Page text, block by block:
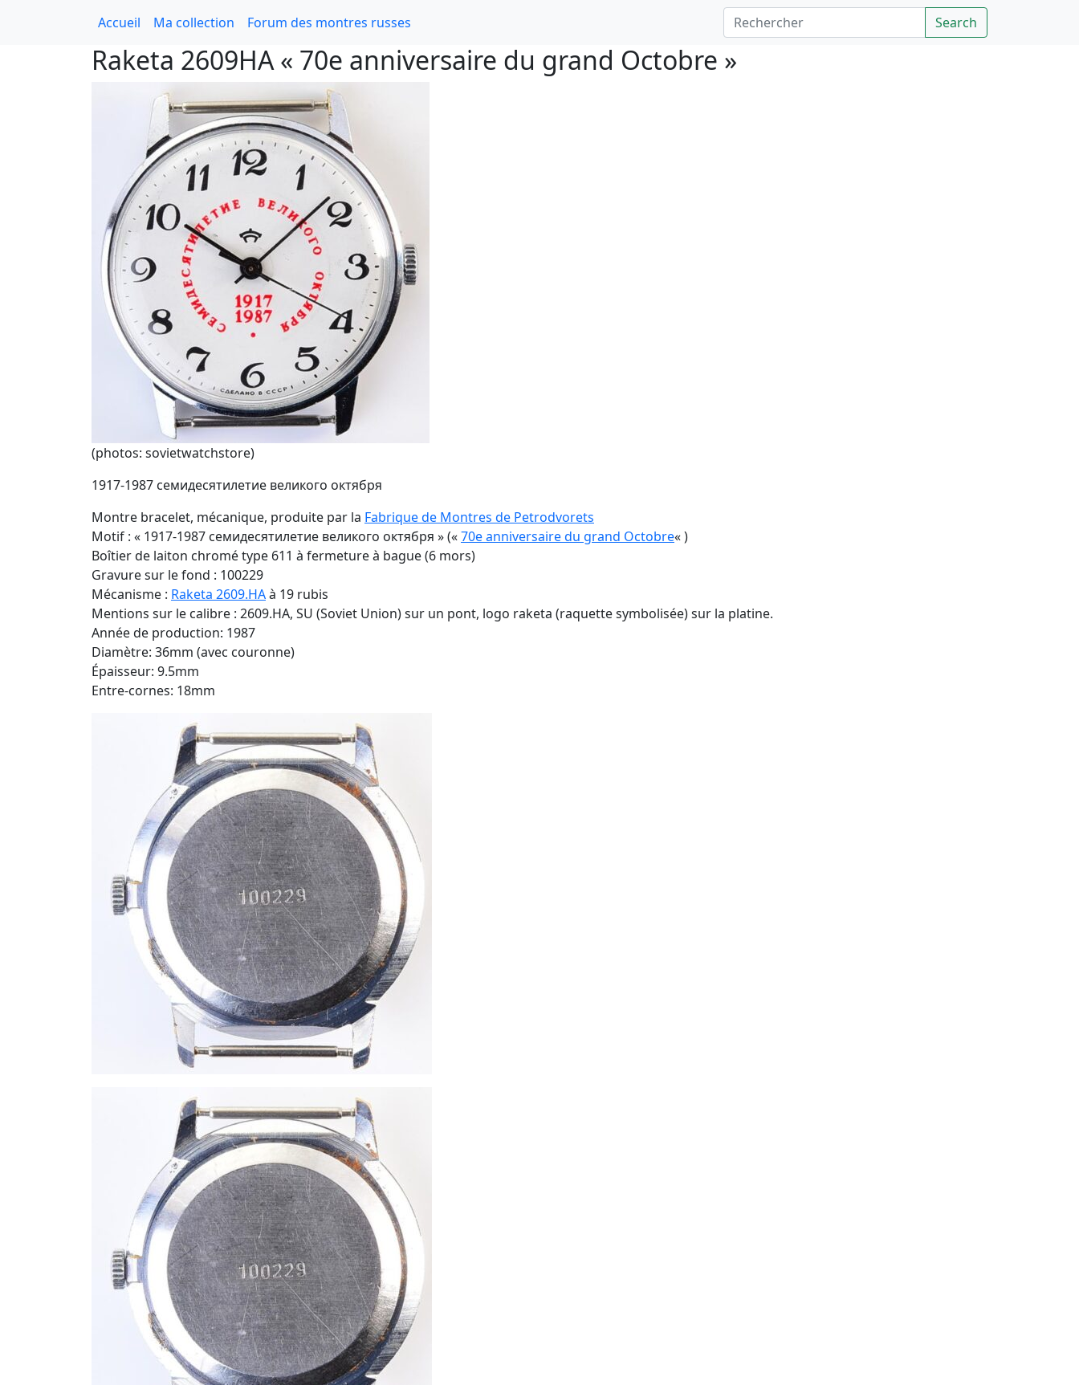
Accueil Ma collection Forum des montres russes Rechercher
Search
Raketa 2609HA « 70e anniversaire du grand Octobre »
(photos: sovietwatchstore)
1917-1987 семидесятилетие великого октября
Montre bracelet, mécanique, produite par la Fabrique de Montres de Petrodvorets
Motif : « 1917-1987 семидесятилетие великого октября » («70e anniversaire du grand Octobre« )
Boîtier de laiton chromé type 611 à fermeture à bague (6 mors)
Gravure sur le fond : 100229
Mécanisme : Raketa 2609.HAà 19 rubis
Mentions sur le calibre : 2609.HA, SU (Soviet Union) sur un pont, logo raketa (raquette symbolisée) sur la platine.
Année de production: 1987
Diamètre: 36mm (avec couronne)
Épaisseur: 9.5mm
Entre-cornes: 18mm